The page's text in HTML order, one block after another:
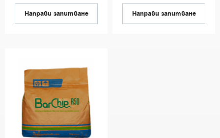
Направи запитване Направи запитване